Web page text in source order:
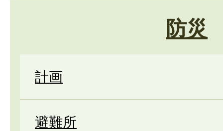
防災
計画
避難所